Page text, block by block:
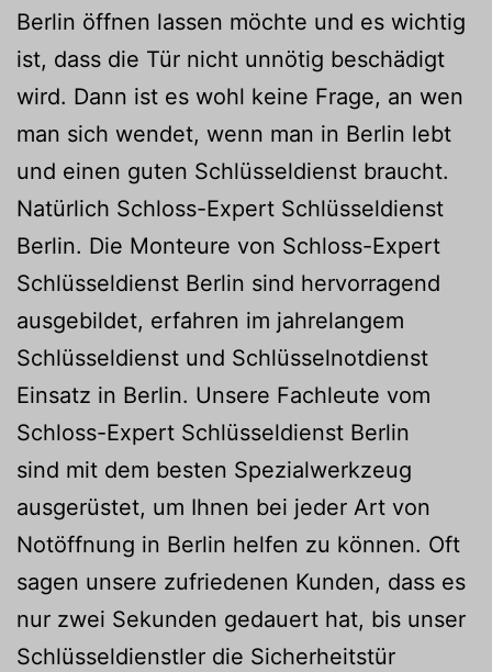
Berlin öffnen lassen möchte und es wichtig
ist, dass die Tür nicht unnötig beschädigt
wird. Dann ist es wohl keine Frage, an wen
man sich wendet, wenn man in Berlin lebt
und einen guten Schlüsseldienst braucht.
Natürlich Schloss-Expert Schlüsseldienst
Berlin. Die Monteure von Schloss-Expert
Schlüsseldienst Berlin sind hervorragend
ausgebildet, erfahren im jahrelangem
Schlüsseldienst und Schlüsselnotdienst
Einsatz in Berlin. Unsere Fachleute vom
Schloss-Expert Schlüsseldienst Berlin
sind mit dem besten Spezialwerkzeug
ausgerüstet, um Ihnen bei jeder Art von
Notöffnung in Berlin helfen zu können. Oft
sagen unsere zufriedenen Kunden, dass es
nur zwei Sekunden gedauert hat, bis unser
Schlüsseldienstler die Sicherheitstür